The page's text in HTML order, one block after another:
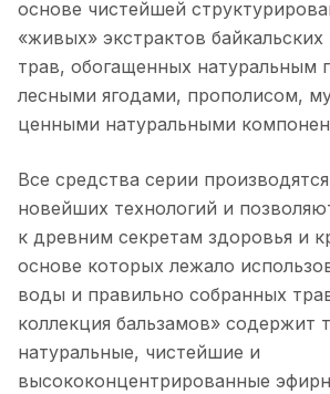
основе чистейшей
«живых» экстрактов байкальских
трав, обогащенных натуральным
лесными ягодами, прополисом,
ценными натуральными
Все средства серии
новейших технологий и
к древним секретам здоровья и
основе которых лежало
воды и правильно собранных
коллекция бальзамов» содержит
натуральные, чистейшие и
высококонцентрированные